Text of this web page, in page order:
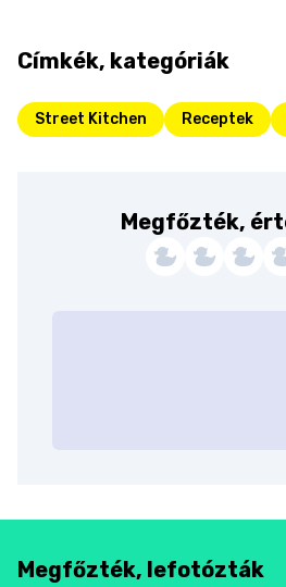
Címkék, kategóriák
Street Kitchen Receptek
Megfőzték,
Megfőzték, lefotózták